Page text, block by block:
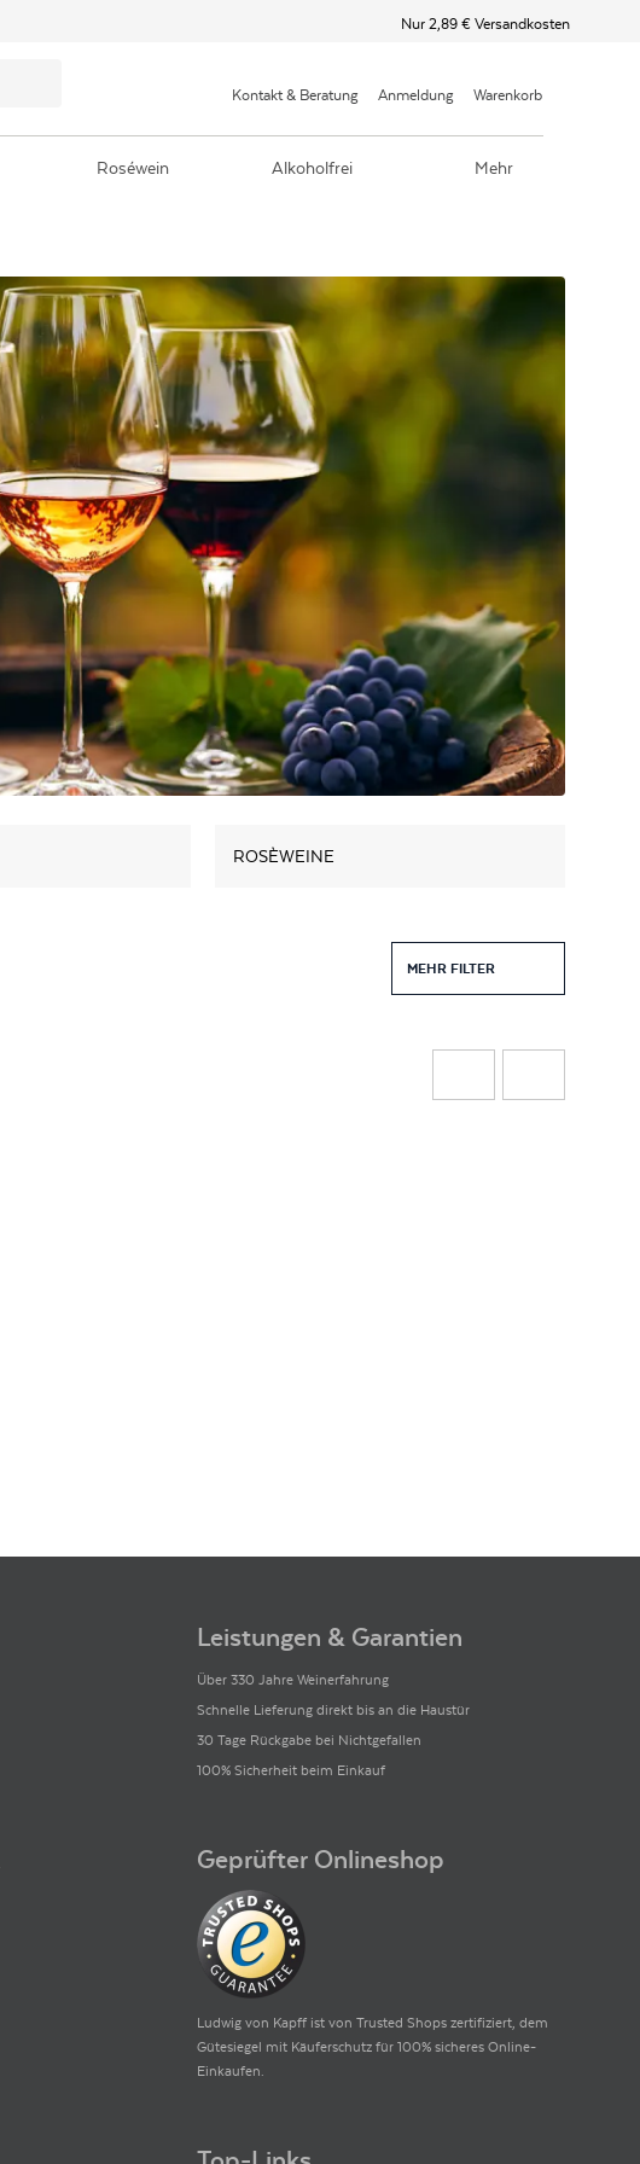
Nur 2,89 € Versandkosten
Kontakt & Beratung Anmeldung Warenkorb
Roséwein Alkoholfrei Mehr
ROSÈWEINE
MEHR FILTER
Leistungen & Garantien
Über 330 Jahre Weinerfahrung
Schnelle Lieferung direkt bis an die Haustür
30 Tage Rückgabe bei Nichtgefallen
100% Sicherheit beim Einkauf
Geprüfter Onlineshop
Ludwig von Kapff ist von Trusted Shops zertifiziert, dem
Gütesiegel mit Käuferschutz für 100% sicheres Online-
Einkaufen.